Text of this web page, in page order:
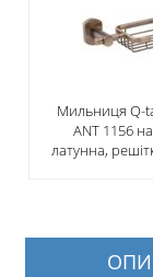
Мильниця Q-
ANT 1156
латунна,